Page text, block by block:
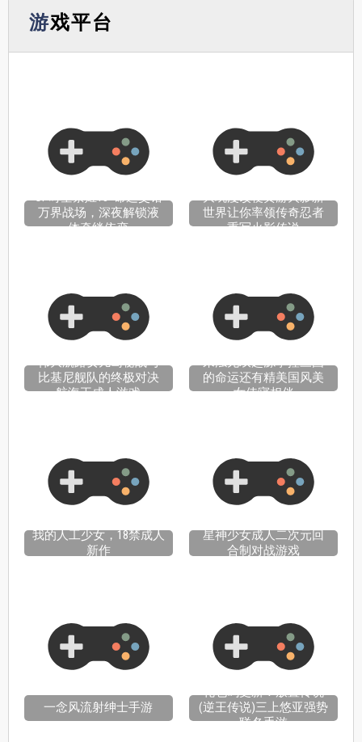
游戏平台
OP时空禁姬18+命运交错
万界战场，深夜解锁液
体牵绊依恋
大玩漫改梗黄游火影新
世界让你率领传奇忍者
重写火影传说
伟大航路女儿岛秘战与
比基尼舰队的终极对决
航海王成人游戏
来浊无双起源掌控三国
的命运还有精美国风美
女侍寝相伴
我的人工少女，18禁成人
新作
星神少女成人二次元回
合制对战游戏
一念风流射绅士手游
礼包码更新！放置传说
(逆王传说)三上悠亚强势
联名手游